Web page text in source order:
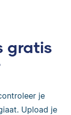
gratis
je
Upload je